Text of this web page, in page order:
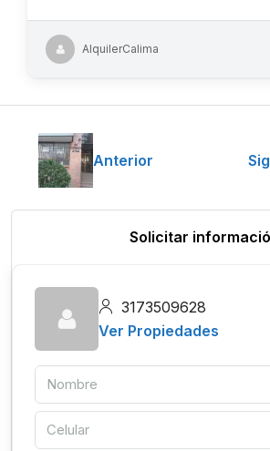
AlquilerCalima
Anterior
Solicitar
3173509628
Ver Propiedades